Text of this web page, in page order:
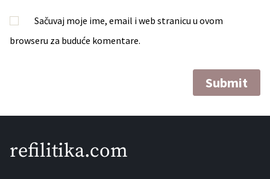
Sačuvaj moje ime, email i web stranicu u ovom
browseru za buduće komentare.
refilitika.com